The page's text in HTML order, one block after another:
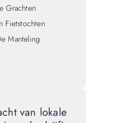
Grachten
Fietstochten
Manteling
van lokale